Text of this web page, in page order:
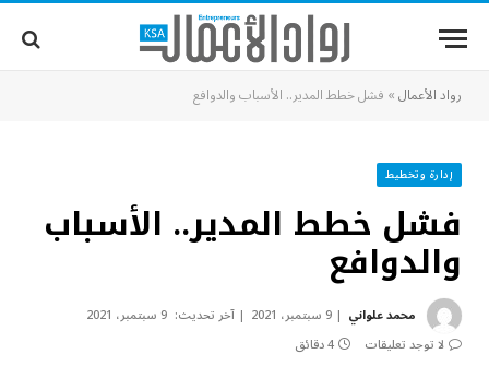
رواد الأعمال» فشل خطط المدير.. الأسباب والدوافع
إدارة وتخطيط
فشل خطط المدير.. الأسباب
والدوافع
محمد علواني 9 سبتمبر، 2021 آخر تحديث: 9 سبتمبر، 2021
لا توجد تعليقات
4 دقائق